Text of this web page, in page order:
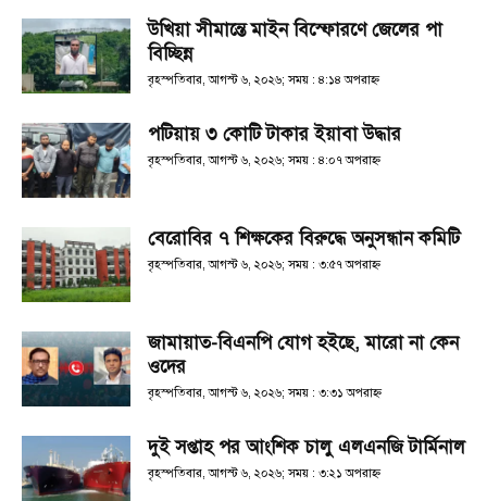
উখিয়া সীমান্তে মাইন বিস্ফোরণে জেলের পা
বিচ্ছিন্ন
বৃহস্পতিবার, আগস্ট ৬, ২০২৬; সময় : ৪:১৪ অপরাহ্ণ
পটিয়ায় ৩ কোটি টাকার ইয়াবা উদ্ধার
বৃহস্পতিবার, আগস্ট ৬, ২০২৬; সময় : ৪:০৭ অপরাহ্ণ
বেরোবির ৭ শিক্ষকের বিরুদ্ধে অনুসন্ধান কমিটি
বৃহস্পতিবার, আগস্ট ৬, ২০২৬; সময় : ৩:৫৭ অপরাহ্ণ
জামায়াত-বিএনপি যোগ হইছে, মারো না কেন
ওদের
বৃহস্পতিবার, আগস্ট ৬, ২০২৬; সময় : ৩:৩১ অপরাহ্ণ
দুই সপ্তাহ পর আংশিক চালু এলএনজি টার্মিনাল
বৃহস্পতিবার, আগস্ট ৬, ২০২৬; সময় : ৩:২১ অপরাহ্ণ